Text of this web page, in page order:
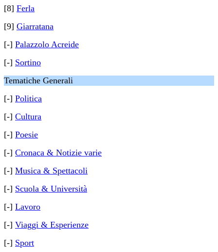
[8] Ferla
[9] Giarratana
[-] Palazzolo Acreide
[-] Sortino
Tematiche Generali
[-] Politica
[-] Cultura
[-] Poesie
[-] Cronaca & Notizie varie
[-] Musica & Spettacoli
[-] Scuola & Università
[-] Lavoro
[-] Viaggi & Esperienze
[-] Sport